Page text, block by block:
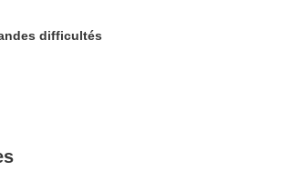
difficultés